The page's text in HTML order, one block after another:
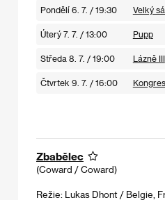
Pondělí 6. 7. / 19:30 Velký
Úterý 7. 7. / 13:00 Pupp
Středa 8. 7. / 19:00 Lázně III
Čtvrtek 9. 7. / 16:00
Zbabělec
(Coward / Coward)
Režie: Lukas Dhont / Belgie,